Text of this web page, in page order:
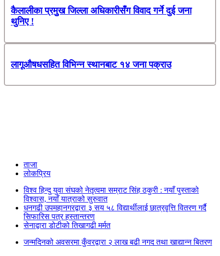
कैलालीका प्रमुुख जिल्ला अधिकारीसँग विवाद गर्ने दुई जना
थुनिए !
लागूऔषधसहित विभिन्न स्थानबाट १४ जना पक्राउ
ताजा
लोकप्रिय
विश्व हिन्दु युवा संघको नेतृत्वमा सम्राट सिंह ठकुरी : नयाँ पुस्ताको
विश्वास, नयाँ यात्राको सुरुवात
धनगढी उपमहानगरद्वारा ३ सय ५८ विद्यार्थीलाई छात्रवृत्ति वितरण गर्दै
सिफारिस पत्र हस्तान्तरण
सेनाद्वारा डोटीको तिखागढी मर्मत
जन्मदिनको अवसरमा कुँवरद्वारा २ लाख बढी नगद तथा खाद्यान्न बितरण